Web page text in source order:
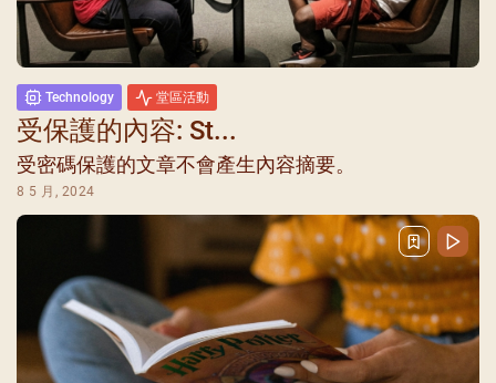
Technology 堂區活動
受保護的內容: St...
受密碼保護的文章不會產生內容摘要。
8 5 月, 2024